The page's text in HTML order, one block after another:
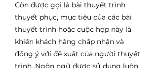
Còn được gọi là bài thuyết trình
thuyết phục, mục tiêu của các bài
thuyết trình hoặc cuộc họp này là
khiến khách hàng chấp nhận và
đồng ý với đề xuất của người thuyết
trình. Ngôn ngữ được sử dụng luôn